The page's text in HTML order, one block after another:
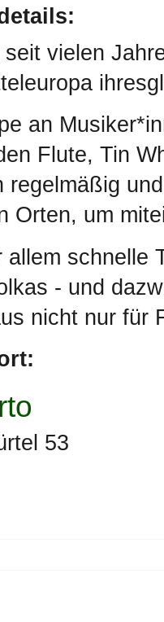
vielen
an
Flute, Tin
regelmäßig
Orten, um
allem schnelle
- und
nicht nur für
53